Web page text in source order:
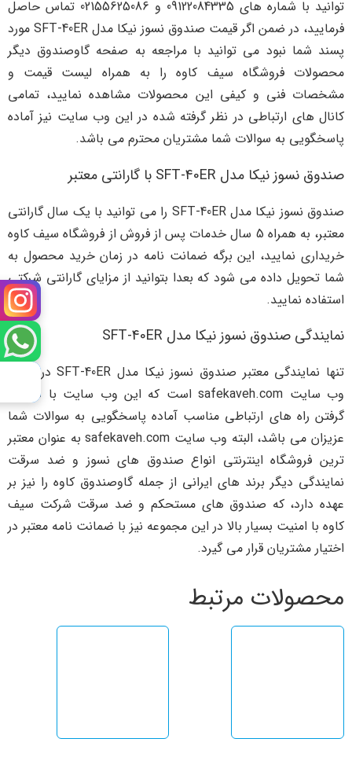
توانید با شماره های 09122084335 و 02155625086 تماس حاصل
فرمایید، در ضمن اگر قیمت صندوق نسوز نیکا مدل SFT-40ER مورد
پسند شما نبود می توانید با مراجعه به صفحه گاوصندوق دیگر
محصولات فروشگاه سیف کاوه را به همراه لیست قیمت و
مشخصات فنی و کیفی این محصولات مشاهده نمایید، تمامی
کانال های ارتباطی در نظر گرفته شده در این وب سایت نیز آماده
پاسخگویی به سوالات شما مشتریان محترم می باشد.
صندوق نسوز نیکا مدل SFT-40ER با گارانتی معتبر
صندوق نسوز نیکا مدل SFT-40ER را می توانید با یک سال گارانتی
معتبر، به همراه 5 سال خدمات پس از فروش از فروشگاه سیف کاوه
خریداری نمایید، این برگه ضمانت نامه در زمان خرید محصول به
شما تحویل داده می شود که بعدا بتوانید از مزایای گارانتی شرکتی
استفاده نمایید.
نمایندگی صندوق نسوز نیکا مدل SFT-40ER
تنها نمایندگی معتبر صندوق نسوز نیکا مدل SFT-40ER در تهران
وب سایت safekaveh.com است که این وب سایت با در نظر
گرفتن راه های ارتباطی مناسب آماده پاسخگویی به سوالات شما
عزیزان می باشد، البته وب سایت safekaveh.com به عنوان معتبر
ترین فروشگاه اینترنتی انواع صندوق های نسوز و ضد سرقت
نمایندگی دیگر برند های ایرانی از جمله گاوصندوق کاوه را نیز بر
عهده دارد، که صندوق های مستحکم و ضد سرقت شرکت سیف
کاوه با امنیت بسیار بالا در این مجموعه نیز با ضمانت نامه معتبر در
اختیار مشتریان قرار می گیرد.
محصولات مرتبط